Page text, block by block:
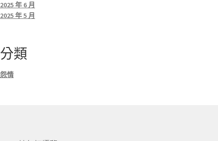
2025 年 6 月
2025 年 5 月
分類
怨情